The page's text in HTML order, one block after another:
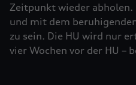
Zeitpunkt wieder
und mit dem
zu sein. Die HU wird nur
vier ­Woch­en vor der HU –